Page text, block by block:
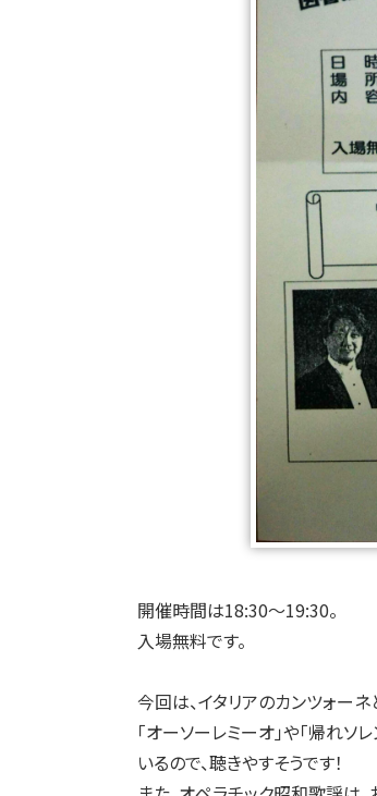
開催時間は18:30～19:30。
入場無料です。
今回は、イタリアのカンツォー
「オーソーレミーオ」や「帰れ
いるので、聴きやすそうです！